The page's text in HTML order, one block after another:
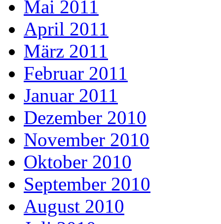
Mai 2011
April 2011
März 2011
Februar 2011
Januar 2011
Dezember 2010
November 2010
Oktober 2010
September 2010
August 2010